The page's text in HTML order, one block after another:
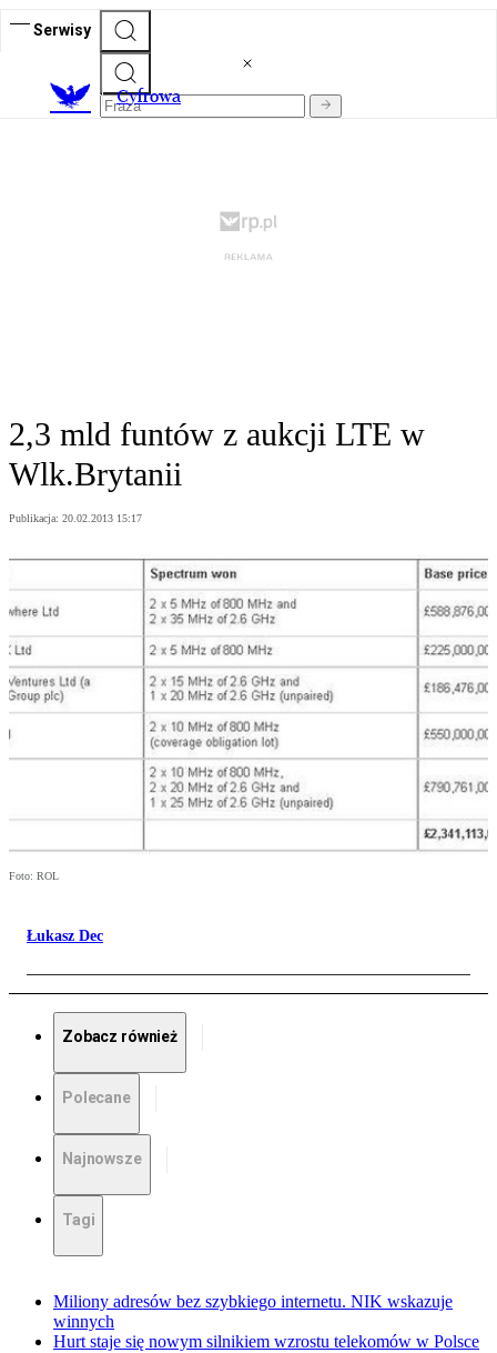
Serwisy
Cyfrowa
2,3 mld funtów z aukcji LTE w
Wlk.Brytanii
Publikacja: 20.02.2013 15:17
Foto: ROL
Łukasz Dec
Zobacz również
Polecane
Najnowsze
Tagi
Miliony adresów bez szybkiego internetu. NIK wskazuje
winnych
Hurt staje się nowym silnikiem wzrostu telekomów w Polsce